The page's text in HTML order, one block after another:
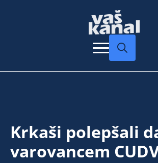
Krkaši polepšali
varovancem